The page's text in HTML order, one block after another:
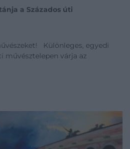
a Százados úti
Különleges, egyedi
művésztelepen várja az